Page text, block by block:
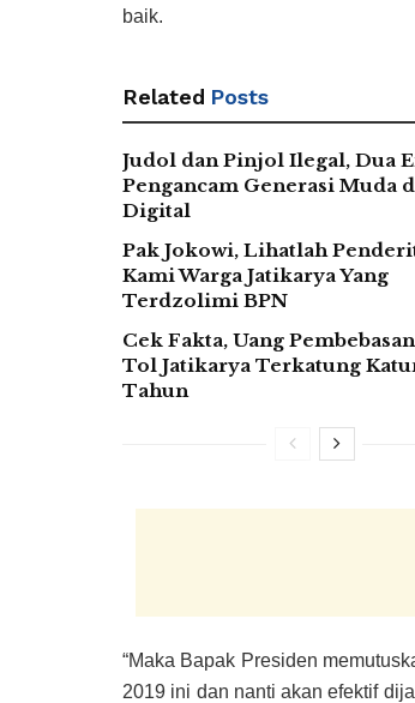
baik.
Related Posts
Judol dan Pinjol Ilegal, Dua
Pengancam Generasi Muda
Digital
Pak Jokowi, Lihatlah
Kami Warga Jatikarya Yang
Terdzolimi BPN
Cek Fakta, Uang
Tol Jatikarya Terkatung
Tahun
“Maka Bapak Presiden
2019 ini dan nanti akan efektif